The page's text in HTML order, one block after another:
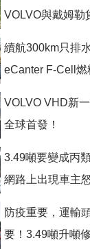
VOLVO與戴姆勒
續航300km只排
eCanter F-Cell
VOLVO VHD新
全球首發！
3.49噸要變成丙
網路上出現車主
防疫重要，運輸
要！3.49噸升噸